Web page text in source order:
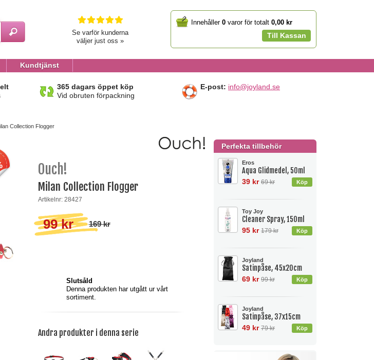
Se varför kunderna
väljer just oss »
YourInnehåller 0 varor för totalt 0,00 kr
Till Kassan
Kundtjänst
365 dagars öppet köp
Vid obruten förpackning
E-post: info@joyland.se
Collection Flogger
Ouch!
Milan Collection Flogger
Artikelnr: 28427
99 kr 169 kr
Slutsåld
Denna produkten har utgått ur vårt
sortiment.
Andra produkter i denna serie
Perfekta tillbehör
Eros
Aqua Glidmedel, 50ml
39 kr 69 kr
Toy Joy
Cleaner Spray, 150ml
95 kr 179 kr
Joyland
Satinpåse, 45x20cm
69 kr 99 kr
Joyland
Satinpåse, 37x15cm
49 kr 79 kr